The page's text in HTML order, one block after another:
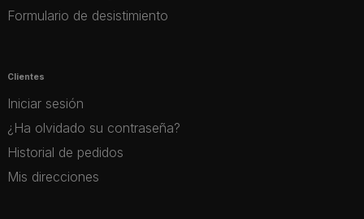
Formulario de desistimiento
Clientes
Iniciar sesión
¿Ha olvidado su contraseña?
Historial de pedidos
Mis direcciones